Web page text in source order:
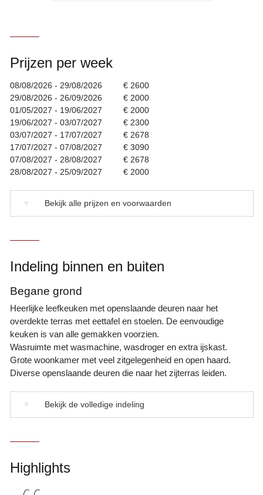
Prijzen per week
08/08/2026 - 29/08/2026
€ 2600
29/08/2026 - 26/09/2026
€ 2000
01/05/2027 - 19/06/2027
€ 2000
19/06/2027 - 03/07/2027
€ 2300
03/07/2027 - 17/07/2027
€ 2678
17/07/2027 - 07/08/2027
€ 3090
07/08/2027 - 28/08/2027
€ 2678
28/08/2027 - 25/09/2027
€ 2000
Bekijk alle prijzen en voorwaarden
Indeling binnen en buiten
Begane grond
Heerlijke leefkeuken met openslaande deuren naar het
overdekte terras met eettafel en stoelen. De eenvoudige
keuken is van alle gemakken voorzien.
Wasruimte met wasmachine, wasdroger en extra ijskast.
Grote woonkamer met veel zitgelegenheid en open haard.
Diverse openslaande deuren die naar het zijterras leiden.
Bekijk de volledige indeling
Highlights